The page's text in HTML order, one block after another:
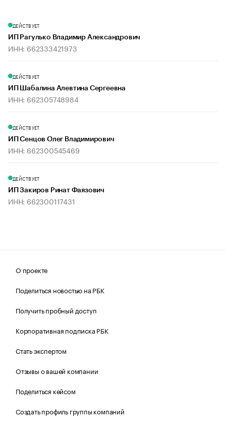
ДЕЙСТВУЕТ
ИП Рагулько Владимир Александрович
ИНН: 662333421973
ДЕЙСТВУЕТ
ИП Шабалина Алевтина Сергеевна
ИНН: 662305748984
ДЕЙСТВУЕТ
ИП Сенцов Олег Владимирович
ИНН: 662300545469
ДЕЙСТВУЕТ
ИП Закиров Ринат Фаязович
ИНН: 662300117431
О проекте
Поделиться новостью на РБК
Получить пробный доступ
Корпоративная подписка РБК
Стать экспертом
Отзывы о вашей компании
Поделиться кейсом
Создать профиль группы компаний